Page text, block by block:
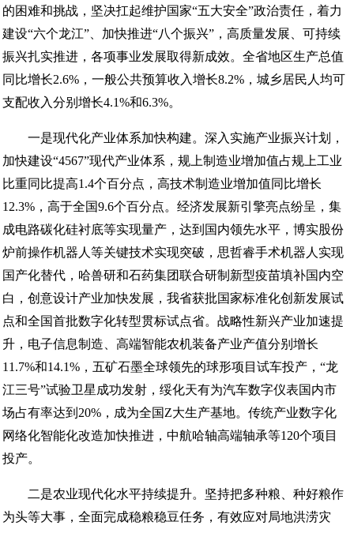
的困难和挑战，坚决扛起维护国家“五大安全”政治责任，着力
建设“六个龙江”、加快推进“八个振兴”，高质量发展、可持续
振兴扎实推进，各项事业发展取得新成效。全省地区生产总值
同比增长2.6%，一般公共预算收入增长8.2%，城乡居民人均可
支配收入分别增长4.1%和6.3%。
一是现代化产业体系加快构建。深入实施产业振兴计划，
加快建设“4567”现代产业体系，规上制造业增加值占规上工业
比重同比提高1.4个百分点，高技术制造业增加值同比增长
12.3%，高于全国9.6个百分点。经济发展新引擎亮点纷呈，集
成电路碳化硅衬底等实现量产，达到国内领先水平，博实股份
炉前操作机器人等关键技术实现突破，思哲睿手术机器人实现
国产化替代，哈兽研和石药集团联合研制新型疫苗填补国内空
白，创意设计产业加快发展，我省获批国家标准化创新发展试
点和全国首批数字化转型贯标试点省。战略性新兴产业加速提
升，电子信息制造、高端智能农机装备产业产值分别增长
11.7%和14.1%，五矿石墨全球领先的球形项目试车投产，“龙
江三号”试验卫星成功发射，绥化天有为汽车数字仪表国内市
场占有率达到20%，成为全国Z大生产基地。传统产业数字化
网络化智能化改造加快推进，中航哈轴高端轴承等120个项目
投产。
二是农业现代化水平持续提升。坚持把多种粮、种好粮作
为头等大事，全面完成稳粮稳豆任务，有效应对局地洪涝灾